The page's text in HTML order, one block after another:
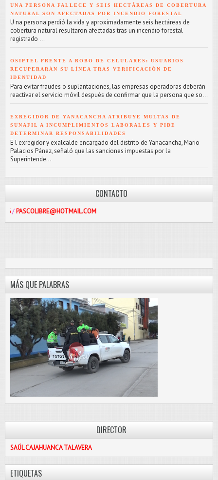
UNA PERSONA FALLECE Y SEIS HECTÁREAS DE COBERTURA
NATURAL SON AFECTADAS POR INCENDIO FORESTAL
U na persona perdió la vida y aproximadamente seis hectáreas de
cobertura natural resultaron afectadas tras un incendio forestal
registrado ...
OSIPTEL FRENTE A ROBO DE CELULARES: USUARIOS
RECUPERARÁN SU LÍNEA TRAS VERIFICACIÓN DE
IDENTIDAD
Para evitar fraudes o suplantaciones, las empresas operadoras deberán
reactivar el servicio móvil después de confirmar que la persona que so...
EXREGIDOR DE YANACANCHA ATRIBUYE MULTAS DE
SUNAFIL A INCUMPLIMIENTOS LABORALES Y PIDE
DETERMINAR RESPONSABILIDADES
E l exregidor y exalcalde encargado del distrito de Yanacancha, Mario
Palacios Pánez, señaló que las sanciones impuestas por la
Superintende...
CONTACTO
MÁS QUE PALABRAS
DIRECTOR
SAÚL CAJAHUANCA TALAVERA
ETIQUETAS